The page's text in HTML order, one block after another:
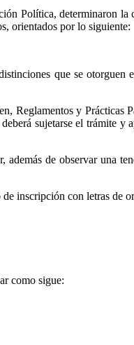
Política, determinaron la
orientados por lo siguiente:
que se otorguen
Reglamentos y Prácticas
sujetarse el trámite y
de observar una
inscripción con letras de
como sigue: